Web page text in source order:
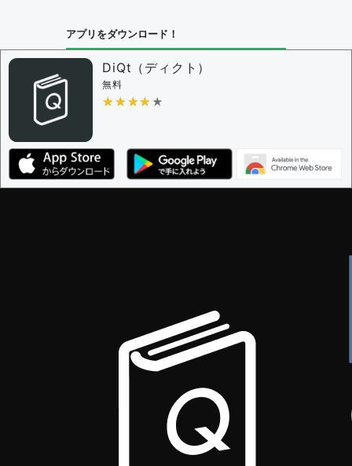
問題の編集権限を持つユーザー -すべてのユーザー
審査に対する投票権限を持つユーザー -
決定に必要な投票数 -
編集ガイドライン
アプリをダウンロード！
DiQt（ディクト）
無料
★★★★★
★★★★★